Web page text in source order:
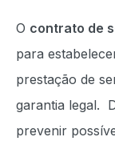
O contrato de
para
prestação de
garantia legal.
prevenir